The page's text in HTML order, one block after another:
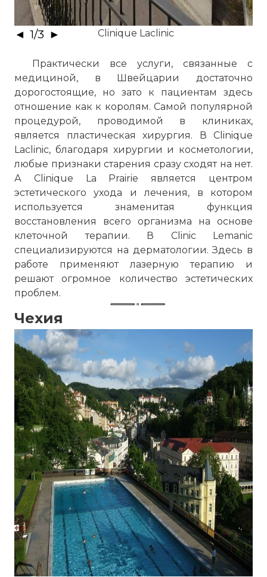
Clinique Laclinic
◄ 1/3 ►
Практически все услуги, связанные с
медициной, в Швейцарии достаточно
дорогостоящие, но зато к пациентам здесь
отношение как к королям. Самой популярной
процедурой, проводимой в клиниках,
является пластическая хирургия. В Clinique
Laclinic, благодаря хирургии и косметологии,
любые признаки старения сразу сходят на нет.
А Clinique La Prairie является центром
эстетического ухода и лечения, в котором
используется знаменитая функция
восстановления всего организма на основе
клеточной терапии. В Clinic Lemanic
специализируются на дерматологии. Здесь в
работе применяют лазерную терапию и
решают огромное количество эстетических
проблем.
Чехия